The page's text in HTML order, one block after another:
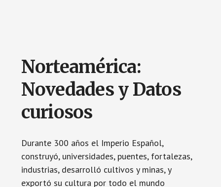
Norteamérica:
Novedades y Datos
curiosos
Durante 300 años el Imperio Español,
construyó, universidades, puentes, fortalezas,
industrias, desarrolló cultivos y minas, y
exportó su cultura por todo el mundo